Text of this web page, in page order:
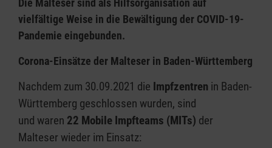
weiterhin am gesellschaftlichen Leben teilnehmen.
Ablauf
Kontaktieren Sie zunächst die jeweilige
Geben Sie Ihre Bestellung auf. Der
Auslieferungstermin wird individuell vereinbart. Bitte
beachten Sie dabei, dass Sie Ihre Bestellung
Die Malteser sind als Hilfsorganisation auf
vielfältige Weise in die Bewältigung der COVID-19-
Pandemie eingebunden.
Corona-Einsätze der Malteser in Baden-Württemberg
Nachdem zum 30.09.2021 die Impfzentren in Baden-
Württemberg geschlossen wurden, sind
und waren 22 Mobile Impfteams (MITs) der
Malteser wieder im Einsatz: